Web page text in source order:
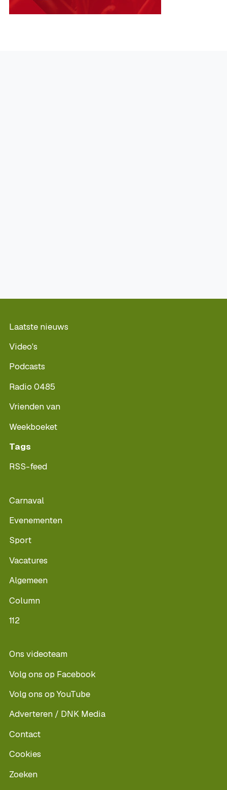
Laatste nieuws
Video's
Podcasts
Radio 0485
Vrienden van
Weekboeket
Tags
RSS-feed
Carnaval
Evenementen
Sport
Vacatures
Algemeen
Column
112
Ons videoteam
Volg ons op Facebook
Volg ons op YouTube
Adverteren / DNK Media
Contact
Cookies
Zoeken